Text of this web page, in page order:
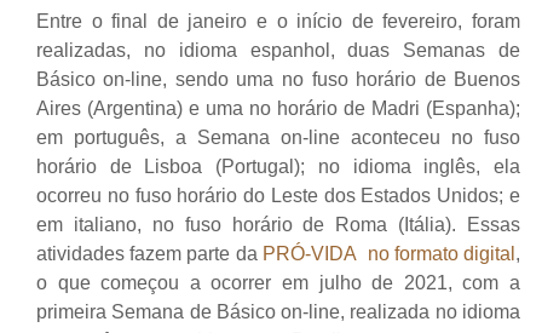
Entre o final de janeiro e o início de fevereiro, foram
realizadas, no idioma espanhol, duas Semanas de
Básico on-line, sendo uma no fuso horário de Buenos
Aires (Argentina) e uma no horário de Madri (Espanha);
em português, a Semana on-line aconteceu no fuso
horário de Lisboa (Portugal); no idioma inglês, ela
ocorreu no fuso horário do Leste dos Estados Unidos; e
em italiano, no fuso horário de Roma (Itália). Essas
atividades fazem parte da PRÓ-VIDA no formato digital ,
o que começou a ocorrer em julho de 2021, com a
primeira Semana de Básico on-line, realizada no idioma